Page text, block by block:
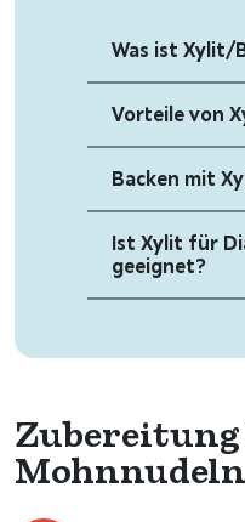
Was ist Xylit/
Vorteile von
Backen mit
Ist Xylit für
geeignet?
Mohnnudeln